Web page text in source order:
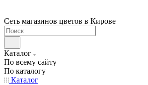
Сеть магазинов цветов в Кирове
Каталог
По всему сайту
По каталогу
Каталог